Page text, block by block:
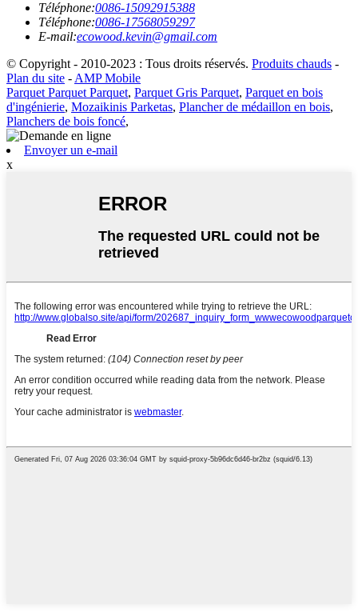
Téléphone:0086-15092915388
Téléphone:0086-17568059297
E-mail:ecowood.kevin@gmail.com
© Copyright - 2010-2023 : Tous droits réservés. Produits chauds -
Plan du site - AMP Mobile
Parquet Parquet Parquet, Parquet Gris Parquet, Parquet en bois
d'ingénierie, Mozaikinis Parketas, Plancher de médaillon en bois,
Planchers de bois foncé,
Envoyer un e-mail
x